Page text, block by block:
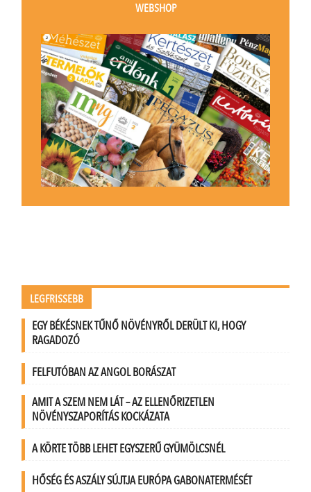
WEBSHOP
LEGFRISSEBB
EGY BÉKÉSNEK TŰNŐ NÖVÉNYRŐL DERÜLT KI, HOGY
RAGADOZÓ
FELFUTÓBAN AZ ANGOL BORÁSZAT
AMIT A SZEM NEM LÁT – AZ ELLENŐRIZETLEN
NÖVÉNYSZAPORÍTÁS KOCKÁZATA
A KÖRTE TÖBB LEHET EGYSZERŰ GYÜMÖLCSNÉL
HŐSÉG ÉS ASZÁLY SÚJTJA EURÓPA GABONATERMÉSÉT